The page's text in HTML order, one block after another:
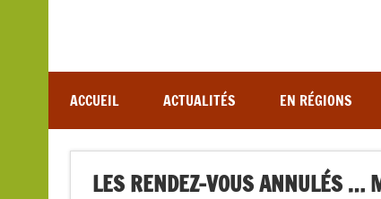
ACCUEIL ACTUALITÉS EN RÉGIONS
LES RENDEZ-VOUS ANNULÉS …